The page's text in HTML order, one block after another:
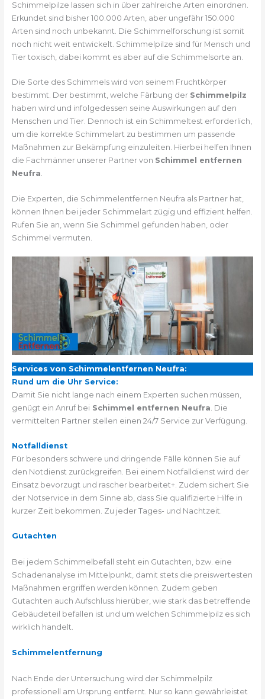
Schimmelpilze lassen sich in über zahlreiche Arten einordnen.
Erkundet sind bisher 100.000 Arten, aber ungefähr 150.000
Arten sind noch unbekannt. Die Schimmelforschung ist somit
noch nicht weit entwickelt. Schimmelpilze sind für Mensch und
Tier toxisch, dabei kommt es aber auf die Schimmelsorte an.
Die Sorte des Schimmels wird von seinem Fruchtkörper
bestimmt. Der bestimmt, welche Färbung der Schimmelpilz
haben wird und infolgedessen seine Auswirkungen auf den
Menschen und Tier. Dennoch ist ein Schimmeltest erforderlich,
um die korrekte Schimmelart zu bestimmen um passende
Maßnahmen zur Bekämpfung einzuleiten. Hierbei helfen Ihnen
die Fachmänner unserer Partner von Schimmel entfernen
Neufra.
Die Experten, die Schimmelentfernen Neufra als Partner hat,
können Ihnen bei jeder Schimmelart zügig und effizient helfen.
Rufen Sie an, wenn Sie Schimmel gefunden haben, oder
Schimmel vermuten.
Services von Schimmelentfernen Neufra:
Rund um die Uhr Service:
Damit Sie nicht lange nach einem Experten suchen müssen,
genügt ein Anruf bei Schimmel entfernen Neufra . Die
vermittelten Partner stellen einen 24/7 Service zur Verfügung.
Notfalldienst
Für besonders schwere und dringende Fälle können Sie auf
den Notdienst zurückgreifen. Bei einem Notfalldienst wird der
Einsatz bevorzugt und rascher bearbeitet+. Zudem sichert Sie
der Notservice in dem Sinne ab, dass Sie qualifizierte Hilfe in
kurzer Zeit bekommen. Zu jeder Tages- und Nachtzeit.
Gutachten
Bei jedem Schimmelbefall steht ein Gutachten, bzw. eine
Schadenanalyse im Mittelpunkt, damit stets die preiswertesten
Maßnahmen ergriffen werden können. Zudem geben
Gutachten auch Aufschluss hierüber, wie stark das betreffende
Gebäudeteil befallen ist und um welchen Schimmelpilz es sich
wirklich handelt.
Schimmelentfernung
Nach Ende der Untersuchung wird der Schimmelpilz
professionell am Ursprung entfernt. Nur so kann gewährleistet